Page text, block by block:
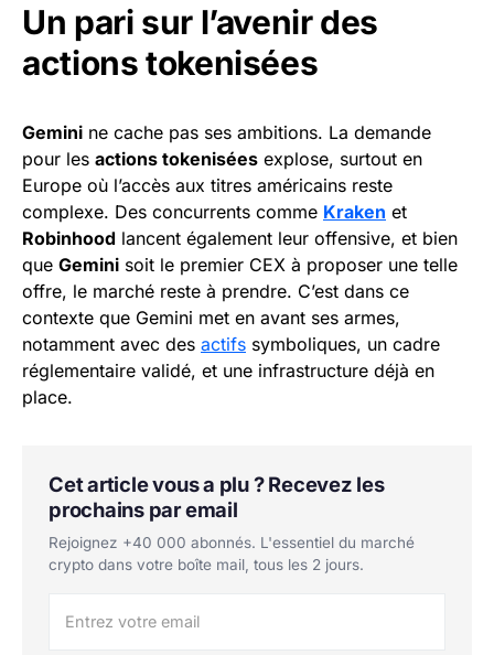
Un pari sur l’avenir des
actions tokenisées
Gemini ne cache pas ses ambitions. La demande
pour les actions tokenisées explose, surtout en
Europe où l’accès aux titres américains reste
complexe. Des concurrents comme Kraken et
Robinhood lancent également leur offensive, et bien
que Gemini soit le premier CEX à proposer une telle
offre, le marché reste à prendre. C’est dans ce
contexte que Gemini met en avant ses armes,
notamment avec des actifs symboliques, un cadre
réglementaire validé, et une infrastructure déjà en
place.
Cet article vous a plu ? Recevez les
prochains par email
Rejoignez +40 000 abonnés. L'essentiel du marché
crypto dans votre boîte mail, tous les 2 jours.